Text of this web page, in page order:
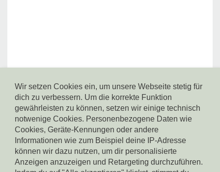
© ReviGen GmbH
Südtiroler Str. 40,39100 Bozen, Tel. 0471 095130, E-Mail:
info@revigen.it, PEC: revigen@legalmail.it,
SDI-Code: USAL8PV, MwSt.-Nr.: 02382140214,
Whistleblowing: https://app.safetips.eu/secure/revigen-
srl/4a491567-8b0e-42df-aff2-fd38add9915f
Wir setzen Cookies ein, um unsere Webseite stetig für
dich zu verbessern. Um die korrekte Funktion
gewährleisten zu können, setzen wir einige technisch
notwenige Cookies. Personenbezogene Daten wie
Cookies, Geräte-Kennungen oder andere
Informationen wie zum Beispiel deine IP-Adresse
können wir dazu nutzen, um dir personalisierte
Anzeigen anzuzeigen und Retargeting durchzuführen.